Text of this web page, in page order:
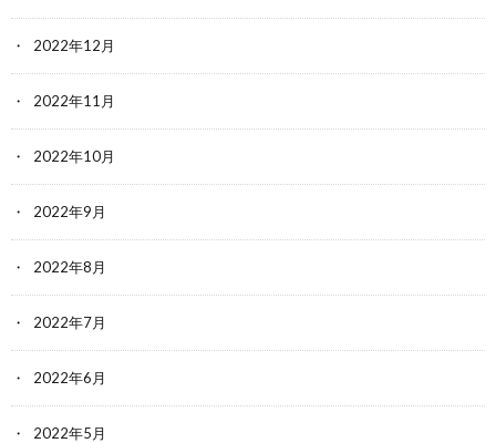
2022年12月
2022年11月
2022年10月
2022年9月
2022年8月
2022年7月
2022年6月
2022年5月